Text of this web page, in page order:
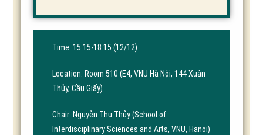
Time: 15:15-18:15 (12/12)
Location: Room 510 (E4, VNU Hà Nội, 144 Xuân
Thủy, Cầu Giấy)
Chair: Nguyễn Thu Thủy (School of
Interdisciplinary Sciences and Arts, VNU, Hanoi)